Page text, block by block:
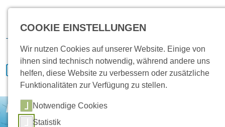
Downloads
Hansa Kundendienst – Was umfasst er?
COOKIE EINSTELLUNGEN
Wir nutzen Cookies auf unserer Website. Einige von
ihnen sind technisch notwendig, während andere uns
helfen, diese Website zu verbessern oder zusätzliche
Funktionalitäten zur Verfügung zu stellen.
Notwendige Cookies
Statistik